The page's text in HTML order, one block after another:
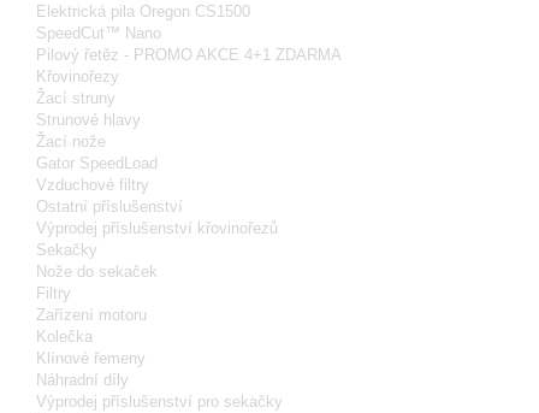
Elektrická pila Oregon CS1500
SpeedCut™ Nano
Pilový řetěz - PROMO AKCE 4+1 ZDARMA
Křovinořezy
Žací struny
Strunové hlavy
Žací nože
Gator SpeedLoad
Vzduchové filtry
Ostatní příslušenství
Výprodej příslušenství křovinořezů
Sekačky
Nože do sekaček
Filtry
Zařízení motoru
Kolečka
Klínové řemeny
Náhradní díly
Výprodej příslušenství pro sekačky